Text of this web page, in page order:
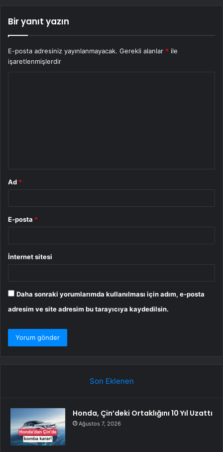
Bir yanıt yazın
E-posta adresiniz yayınlanmayacak. Gerekli alanlar * ile
işaretlenmişlerdir
Ad *
E-posta *
İnternet sitesi
Daha sonraki yorumlarımda kullanılması için adım, e-posta
adresim ve site adresim bu tarayıcıya kaydedilsin.
Son Eklenen
Honda, Çin’deki Ortaklığını 10 Yıl Uzattı
Ağustos 7, 2026